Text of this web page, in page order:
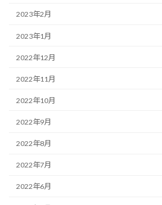
2023年2月
2023年1月
2022年12月
2022年11月
2022年10月
2022年9月
2022年8月
2022年7月
2022年6月